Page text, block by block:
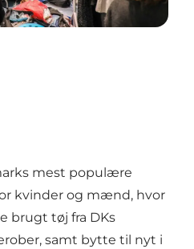
mest populære
kvinder og mænd, hvor
brugt tøj fra DKs
samt bytte til nyt i